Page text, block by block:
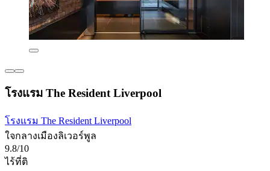
โรงแรม The Resident Liverpool
โรงแรม The Resident Liverpool
ใจกลางเมืองลิเวอร์พูล
9.8/10
ไร้ที่ติ